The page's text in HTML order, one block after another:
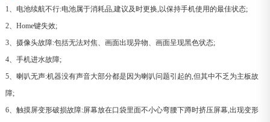
1、电池续航不行:电池属于消耗品,建议及时更换,以保持手机使用的最佳状态;
2、Home键失效;
3、摄像头故障:包括无法对焦、画面出现异物、画面呈现黑色状态;
4、手机进水故障;
5、喇叭无声:机器没有声音大部分都是因为喇叭问题引起的,但其中不乏为主板故
障;
6、触摸屏变形破损故障:屏幕放在口袋里面不小心弯腰下蹲时挤压屏幕,出现变形